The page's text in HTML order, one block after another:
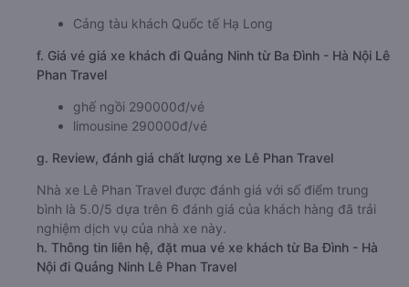
Cảng tàu khách Quốc tế Hạ Long
f. Giá vé giá xe khách đi Quảng Ninh từ Ba Đình - Hà Nội Lê
Phan Travel
ghế ngồi 290000đ/vé
limousine 290000đ/vé
g. Review, đánh giá chất lượng xe Lê Phan Travel
Nhà xe Lê Phan Travel được đánh giá với số điểm trung
bình là 5.0/5 dựa trên 6 đánh giá của khách hàng đã trải
nghiệm dịch vụ của nhà xe này.
h. Thông tin liên hệ, đặt mua vé xe khách từ Ba Đình - Hà
Nội đi Quảng Ninh Lê Phan Travel